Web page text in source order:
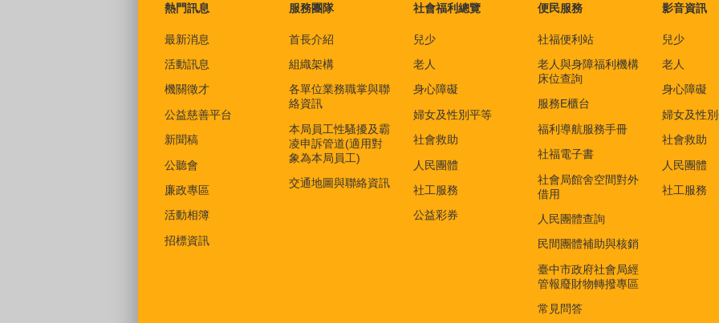
熱門訊息
最新消息
活動訊息
機關徵才
公益慈善平台
新聞稿
公聽會
廉政專區
活動相簿
招標資訊
服務團隊
首長介紹
組織架構
各單位業務職掌與聯
絡資訊
本局員工性騷擾及霸
凌申訴管道(適用對
象為本局員工)
交通地圖與聯絡資訊
社會福利總覽
兒少
老人
身心障礙
婦女及性別平等
社會救助
人民團體
社工服務
公益彩券
便民服務
社福便利站
老人與身障福利機構
床位查詢
服務E櫃台
福利導航服務手冊
社福電子書
社會局館舍空間對外
借用
人民團體查詢
民間團體補助與核銷
臺中市政府社會局經
管報廢財物轉撥專區
常見問答
影音資訊
兒少
老人
身心障礙
婦女及性
社會救助
人民團體
社工服務